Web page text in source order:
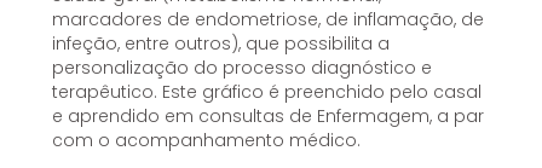
marcadores de endometriose, de inflamação, de
infeção, entre outros), que possibilita a
personalização do processo diagnóstico e
terapêutico. Este gráfico é preenchido pelo casal
e aprendido em consultas de Enfermagem, a par
com o acompanhamento médico.